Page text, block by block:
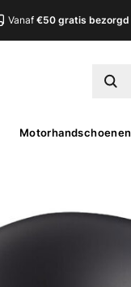
Vanaf €50 gratis bezorgd
Motorhandschoenen